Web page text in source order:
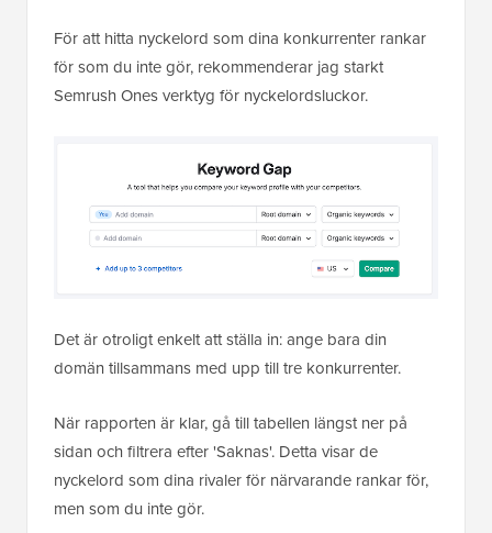
För att hitta nyckelord som dina konkurrenter rankar
för som du inte gör, rekommenderar jag starkt
Semrush Ones verktyg för nyckelordsluckor.
Det är otroligt enkelt att ställa in: ange bara din
domän tillsammans med upp till tre konkurrenter.
När rapporten är klar, gå till tabellen längst ner på
sidan och filtrera efter 'Saknas'. Detta visar de
nyckelord som dina rivaler för närvarande rankar för,
men som du inte gör.